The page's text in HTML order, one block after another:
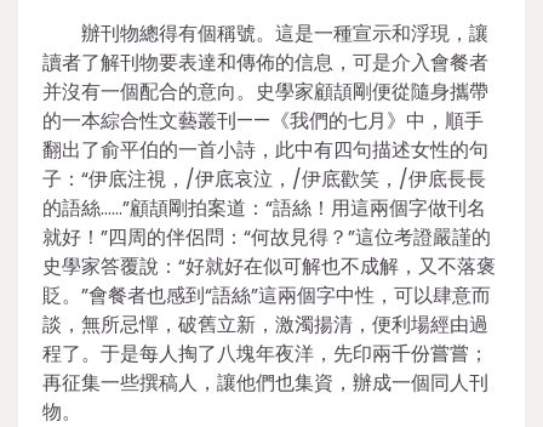
辦刊物總得有個稱號。這是一種宣示和浮現，讓
讀者了解刊物要表達和傳佈的信息，可是介入會餐者
并沒有一個配合的意向。史學家顧頡剛便從隨身攜帶
的一本綜合性文藝叢刊——《我們的七月》中，順手
翻出了俞平伯的一首小詩，此中有四句描述女性的句
子：“伊底注視，/伊底哀泣，/伊底歡笑，/伊底長長
的語絲……”顧頡剛拍案道：“語絲！用這兩個字做刊名
就好！”四周的伴侶問：“何故見得？”這位考證嚴謹的
史學家答覆說：“好就好在似可解也不成解，又不落褒
貶。”會餐者也感到“語絲”這兩個字中性，可以肆意而
談，無所忌憚，破舊立新，激濁揚清，便利場經由過
程了。于是每人掏了八塊年夜洋，先印兩千份嘗嘗；
再征集一些撰稿人，讓他們也集資，辦成一個同人刊
物。